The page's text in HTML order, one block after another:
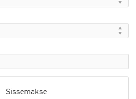
Sissemakse